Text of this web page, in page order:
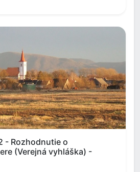
- Rozhodnutie o
(Verejná vyhláška) -